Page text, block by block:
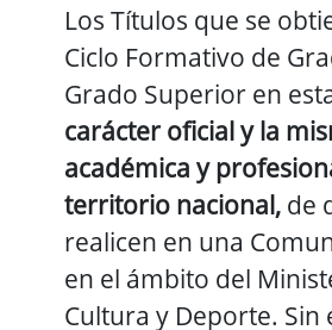
Los Títulos que se
Ciclo Formativo de
Grado Superior en
carácter oficial y la
académica y
territorio nacional, de
realicen en una
en el ámbito del
Cultura y Deporte. Sin